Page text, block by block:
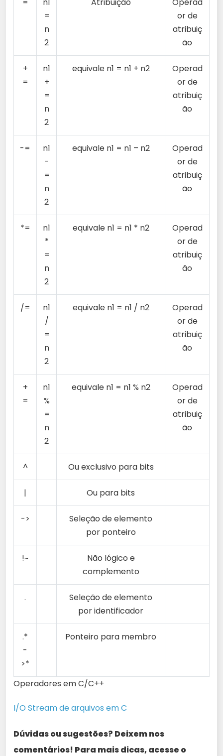
=
n
2
or de
atribuiç
ão
+
=
n1
+
=
n
2
equivale n1 = n1 + n2
Operad
or de
atribuiç
ão
-=
n1
-
=
n
2
equivale n1 = n1 – n2
Operad
or de
atribuiç
ão
*=
n1
*
=
n
2
equivale n1 = n1 * n2
Operad
or de
atribuiç
ão
/=
n1
/
=
n
2
equivale n1 = n1 / n2
Operad
or de
atribuiç
ão
+
=
n1
%
=
n
2
equivale n1 = n1 % n2
Operad
or de
atribuiç
ão
^ Ou exclusivo para bits
| Ou para bits
->
Seleção de elemento
por ponteiro
!~
Não lógico e
complemento
.
Seleção de elemento
por identificador
.*
-
>*
Ponteiro para membro
Operadores em C/C++
I/O Stream de arquivos em C
Dúvidas ou sugestões? Deixem nos
comentários! Para mais dicas, acesse o